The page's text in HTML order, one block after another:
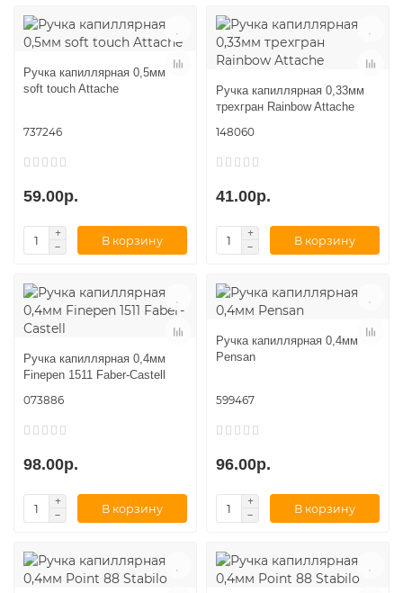
Ручка капиллярная 0,5мм
soft touch Attache
737246
59.00р.
В корзину
Ручка капиллярная 0,33мм
трехгран Rainbow Attache
148060
41.00р.
В корзину
Ручка капиллярная 0,4мм
Finepen 1511 Faber-Castell
073886
98.00р.
В корзину
Ручка капиллярная 0,4мм
Pensan
599467
96.00р.
В корзину